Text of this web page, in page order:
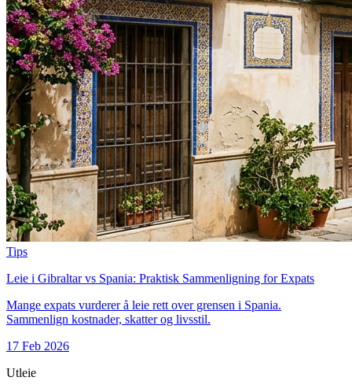
Tips
Leie i Gibraltar vs Spania: Praktisk Sammenligning for Expats
Mange expats vurderer å leie rett over grensen i Spania.
Sammenlign kostnader, skatter og livsstil.
17 Feb 2026
Utleie